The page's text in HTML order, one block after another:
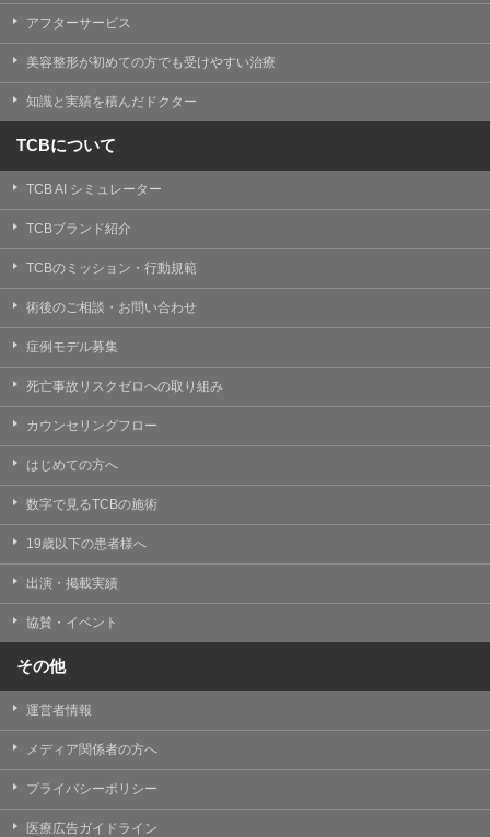
Cookieは、一般的にインターネット閲覧を行う際、又は
の閲覧情報を記憶させておく機能です。
TCBグループでは、Cookie及び類似技術を使用して収集
した情報を利用することにより、WEBサイトの利用状況
を分析し、パフォーマンス改善や、WEBサイトを通じて
提供するサービスの向上・改善のため、Cookieを使用す
ることがあります。ご使用のブラウザによりCookieを無
効とすることが可能です。ただし、Cookieを無効にした
場合、WEBサイト上のサービスの全部または一部のペー
ジが正しく表示されなくなる場合がありますのでご留意
ください。
【アクセスログについて】
TCBグループが運営するWEBサイトでは、アクセスログ
として患者様の履歴情報をサーバ上に記録しています。
アクセスログはWEBサイトの保守管理や利用状況に関す
る統計分析のために使用されます。それ以外の目的で使
用されることはありません。
本プライバシーポリシーの内容は、法令変更への対応や
す。
変更後のプライバシーポリシーについては、当サイトに
アフターサービス
美容整形が初めての方でも受けやすい治療
知識と実績を積んだドクター
TCBについて
TCB AI シミュレーター
TCBブランド紹介
TCBのミッション・行動規範
術後のご相談・お問い合わせ
症例モデル募集
死亡事故リスクゼロへの取り組み
カウンセリングフロー
はじめての方へ
数字で見るTCBの施術
19歳以下の患者様へ
出演・掲載実績
協賛・イベント
その他
運営者情報
メディア関係者の方へ
プライバシーポリシー
医療広告ガイドライン